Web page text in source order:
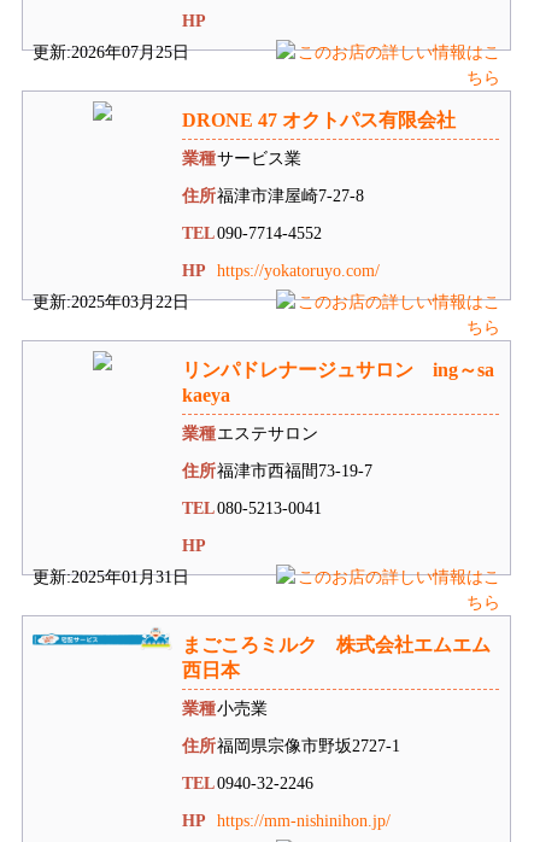
HP
更新:2026年07月25日
DRONE 47 オクトパス有限会社
業種サービス業
住所福津市津屋崎7-27-8
TEL090-7714-4552
HP
https://yokatoruyo.com/
更新:2025年03月22日
リンパドレナージュサロン ing～sa
kaeya
業種エステサロン
住所福津市西福間73-19-7
TEL080-5213-0041
HP
更新:2025年01月31日
まごころミルク 株式会社エムエム
西日本
業種小売業
住所福岡県宗像市野坂2727-1
TEL0940-32-2246
HP
https://mm-nishinihon.jp/